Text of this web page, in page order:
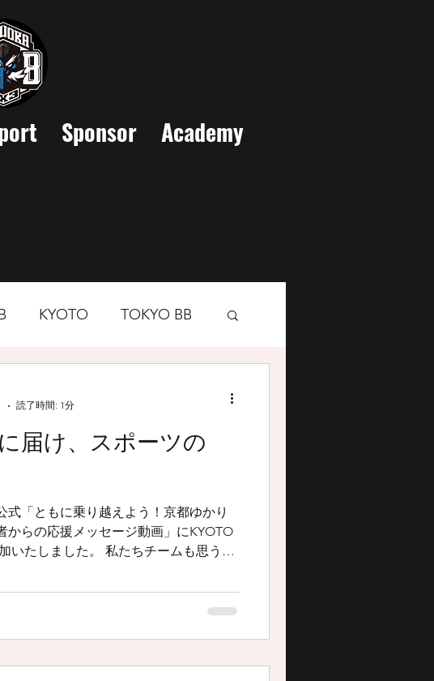
Sponsor Academy
KYOTO TOKYO BB
届け、スポーツの
式「ともに乗り越えよう！京都ゆかり
からの応援メッセージ動画」にKYOTO
いたしました。 私たちチームも思うよ
、新型コロナウイルス感染拡大の1日も
読了時間: 1分